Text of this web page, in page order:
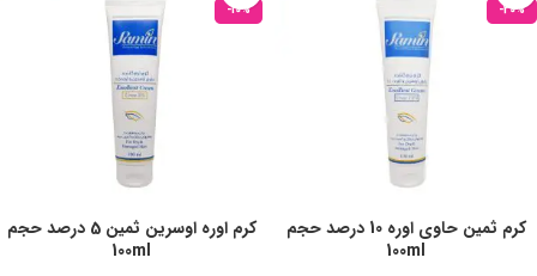
-20%
کرم ثمین حاوی اوره 10 درصد حجم
100ml
-10%
کرم اوره اوسرین ثمین 5 درصد حجم
100ml